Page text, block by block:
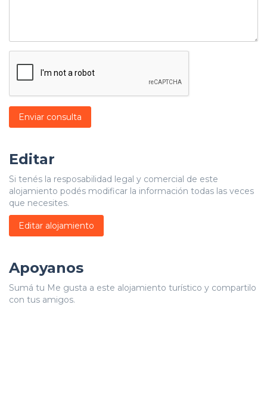
Enviar consulta
Editar
Si tenés la resposabilidad legal y comercial de este
alojamiento podés modificar la información todas las veces
que necesites.
Editar alojamiento
Apoyanos
Sumá tu Me gusta a este alojamiento turístico y compartilo
con tus amigos.